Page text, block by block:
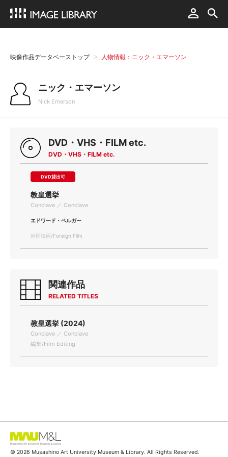
映像作品データベーストップ 人物情報：ニック・エマーソン
ニック・エマーソン
Nick Emerson
DVD・VHS・FILM etc.
DVD・VHS・FILM etc.
DVD貸出可
教皇選挙
Conclave ／ Conclave
エドワード・ベルガー
外国映画/Foreign Film
関連作品
RELATED TITLES
教皇選挙 (2024)
Conclave ／ Conclave
編集/Film Editing
© 2026 Musashino Art University Museum & Library. All Rights Reserved.